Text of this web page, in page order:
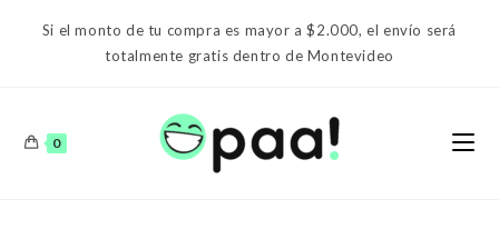
Si el monto de tu compra es mayor a $2.000, el envío será
totalmente gratis dentro de Montevideo
0